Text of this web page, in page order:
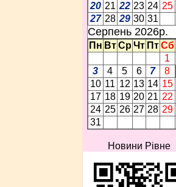
20 21 22 23 24 25
27 28 29 30 31
Серпень 2026p.
Пн Вт Ср Чт Пт Сб
1
3
4 5 6 7 8
10 11 12 13 14 15
17 18 19 20 21 22
24 25 26 27 28 29
31
Новини Рівне